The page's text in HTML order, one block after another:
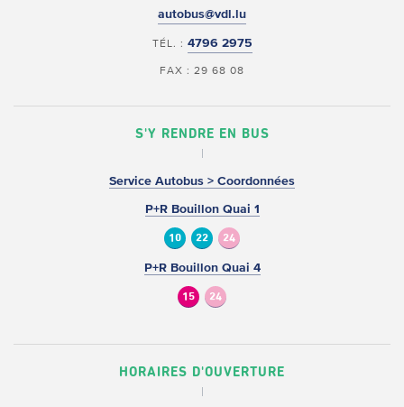
autobus@vdl.lu
TÉL. : 4796 2975
FAX : 29 68 08
S'Y RENDRE EN BUS
Service Autobus > Coordonnées
P+R Bouillon Quai 1
10 22 24
P+R Bouillon Quai 4
15 24
HORAIRES D'OUVERTURE